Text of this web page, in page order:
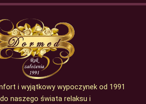
i wyjątkowy wypoczynek od 1991
naszego świata relaksu i